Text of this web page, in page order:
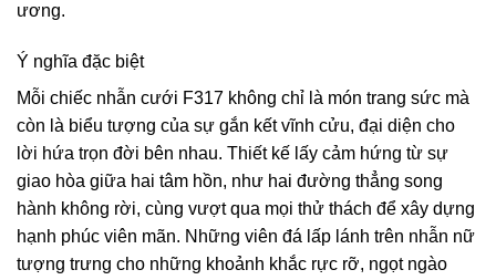
ương.
Ý nghĩa đặc biệt
Mỗi chiếc nhẫn cưới F317 không chỉ là món trang sức mà
còn là biểu tượng của sự gắn kết vĩnh cửu, đại diện cho
lời hứa trọn đời bên nhau. Thiết kế lấy cảm hứng từ sự
giao hòa giữa hai tâm hồn, như hai đường thẳng song
hành không rời, cùng vượt qua mọi thử thách để xây dựng
hạnh phúc viên mãn. Những viên đá lấp lánh trên nhẫn nữ
tượng trưng cho những khoảnh khắc rực rỡ, ngọt ngào